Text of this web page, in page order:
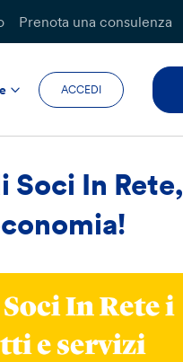
Prenota una consulenza
ACCEDI
Soci In Rete,